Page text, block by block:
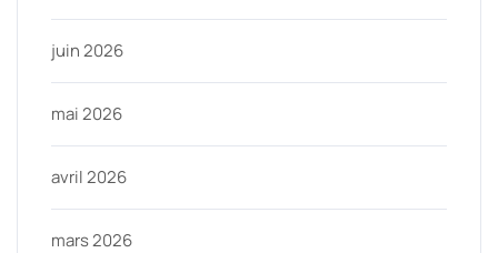
juin 2026
mai 2026
avril 2026
mars 2026